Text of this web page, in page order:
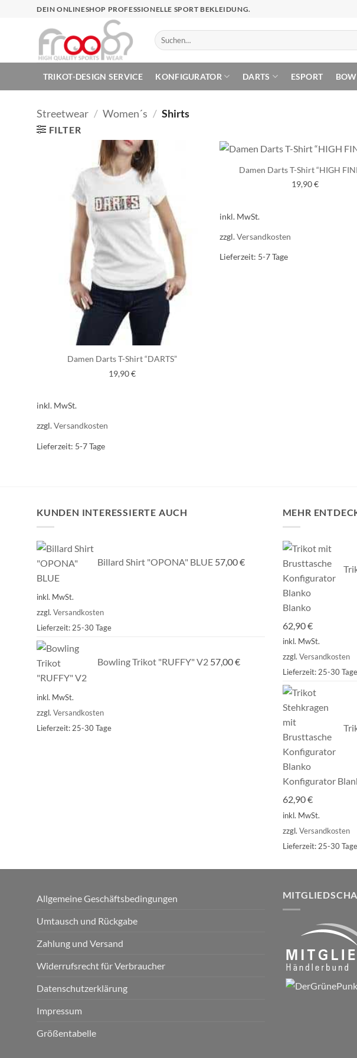
DEIN ONLINESHOP PROFESSIONELLE SPORT BEKLEIDUNG.
Suchen
nach:
TRIKOT-DESIGN SERVICE KONFIGURATOR DARTS ESPORT
Streetwear / Women´s / Shirts
FILTER
Damen Darts T-Shirt “DARTS”
19,90€
inkl. MwSt.
zzgl.Versandkosten
Lieferzeit: 5-7 Tage
Damen Darts T-Shirt “HIGH
19,90€
inkl. MwSt.
zzgl.Versandkosten
Lieferzeit: 5-7 Tage
KUNDEN INTERESSIERTE AUCH
Billard Shirt "OPONA" BLUE 57,00€
inkl. MwSt.
zzgl. Versandkosten
Lieferzeit:25-30 Tage
Bowling Trikot "RUFFY" V2 57,00€
inkl. MwSt.
zzgl. Versandkosten
Lieferzeit: 25-30 Tage
MEHR
Blanko
62,90€
inkl. MwSt.
zzgl. Versandkosten
Lieferzeit:25-30 Tage
Konfigurator
62,90€
inkl. MwSt.
zzgl. Versandkosten
Lieferzeit: 25-30 Tage
Allgemeine Geschäftsbedingungen
Umtausch und Rückgabe
Zahlung und Versand
Widerrufsrecht für Verbraucher
Datenschutzerklärung
Impressum
Größentabelle